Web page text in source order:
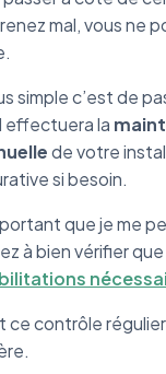
mal, vous ne
simple c’est de
effectuera la
de votre
si besoin.
que je me
à bien vérifier
ce contrôle